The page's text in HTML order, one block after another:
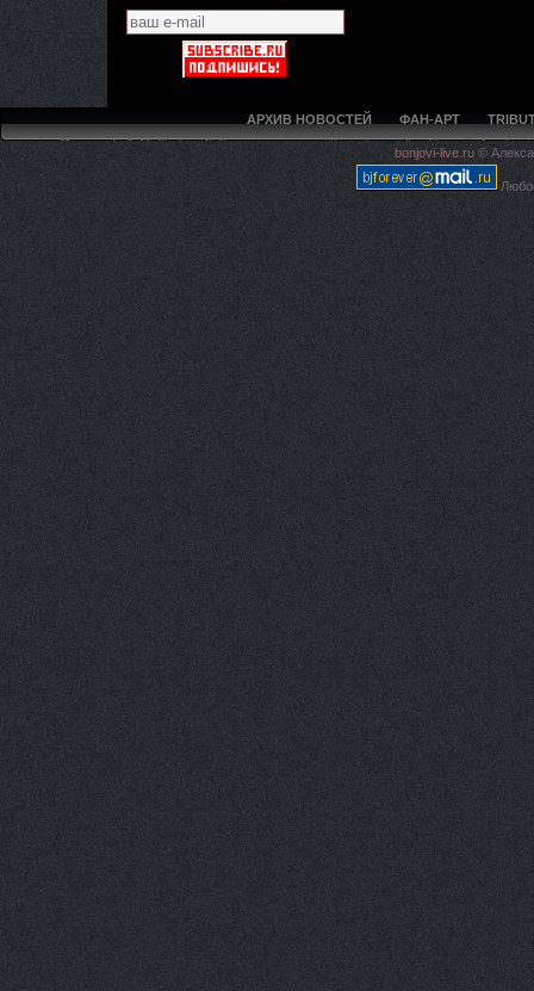
АРХИВ НОВОСТЕЙ ФАН-АРТ
Deprecated: Methods with the same name as their class will not be
live.ru/
bonjovi-live.ru©